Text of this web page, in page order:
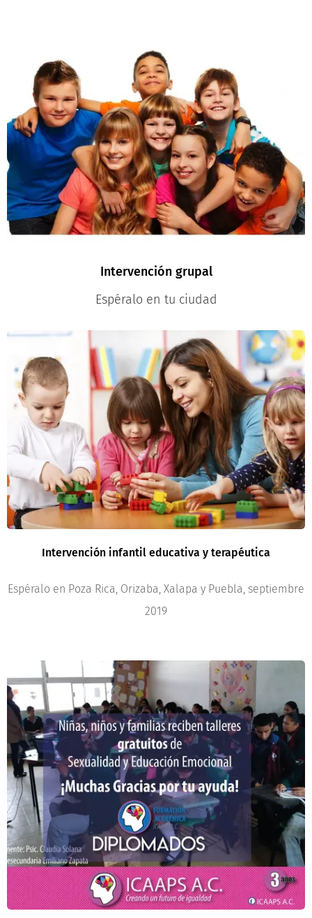
Intervención grupal
Espéralo en tu ciudad
Intervención infantil educativa y terapéutica
Espéralo en Poza Rica, Orizaba, Xalapa y Puebla, septiembre
2019